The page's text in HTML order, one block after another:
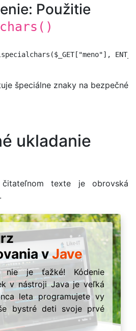
Použitie
špeciálne znaky na bezpečné
ukladanie
texte je obrovská
vJave
nie je ťažké! Kódenie
v nástroji Java je veľká
leta programujete vy
bystré deti svoje prvé